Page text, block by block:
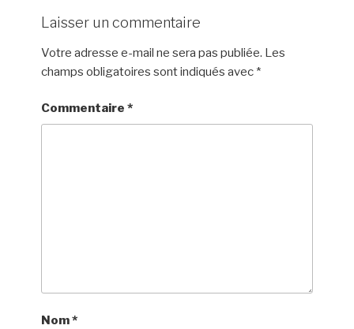
Laisser un commentaire
Votre adresse e-mail ne sera pas publiée. Les
champs obligatoires sont indiqués avec *
Commentaire*
Nom*